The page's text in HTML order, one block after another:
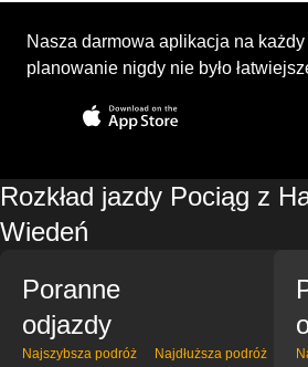
Nasza darmowa aplikacja na
planowanie nigdy nie było
Rozkład jazdy Pociąg z
Wiedeń
Poranne
odjazdy
Najszybsza podróż Najdłuższa podróż